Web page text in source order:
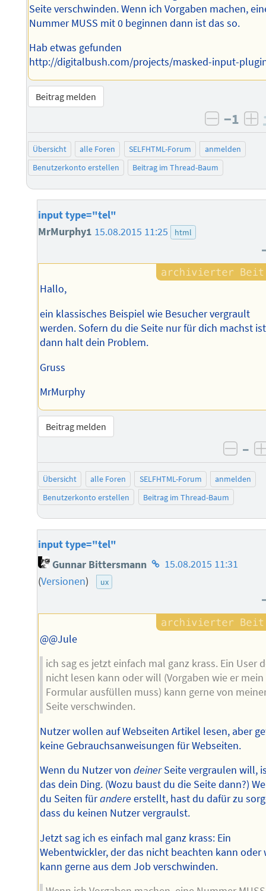
Seite verschwinden. Wenn ich Vorgaben machen,
Nummer MUSS mit 0 beginnen dann ist das so.
Hab etwas gefunden
http://digitalbush.com/projects/masked-input-
Beitrag melden
negativ
−1
Übersicht alle Foren SELFHTML-Forum
anmelden
Benutzerkonto erstellen
Beitrag im Thread-Baum
input type="tel"
MrMurphy1 15.08.2015 11:25 html
Hallo,
ein klassisches Beispiel wie Besucher vergrault
werden. Sofern du die Seite nur für dich machst
dann halt dein Problem.
Gruss
MrMurphy
Beitrag melden
–
Übersicht alle Foren SELFHTML-Forum
anmelden
Benutzerkonto erstellen
Beitrag im Thread-Baum
input type="tel"
Gunnar Bittersmann Homepage
15.08.2015 11:31
(Versionen) ux
@@Jule
ich sag es jetzt einfach mal ganz krass. Ein User
nicht lesen kann oder will (Vorgaben wie er mein
Formular ausfüllen muss) kann gerne von
Seite verschwinden.
Nutzer wollen auf Webseiten Artikel lesen, aber
keine Gebrauchsanweisungen für Webseiten.
Wenn du Nutzer vondeinerSeite vergraulen will,
das dein Ding. (Wozu baust du die Seite dann?)
du Seiten fürandere erstellt, hast du dafür zu
dass du keinen Nutzer vergraulst.
Jetzt sag ich es einfach mal ganz krass: Ein
Webentwickler, der das nicht beachten kann oder
kann gerne aus dem Job verschwinden.